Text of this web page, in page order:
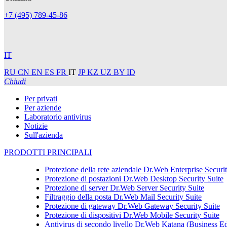
+7 (495) 789-45-86
IT
RU CN EN ES FR IT JPKZ UZ BY ID
Chiudi
Per privati
Per aziende
Laboratorio antivirus
Notizie
Sull'azienda
PRODOTTI PRINCIPALI
Protezione della rete aziendale Dr.Web Enterprise
Protezione di postazioni Dr.Web Desktop Security Suite
Protezione di serverDr.Web Server Security Suite
Filtraggio della posta Dr.Web Mail Security Suite
Protezione di gateway Dr.Web Gateway Security Suite
Protezione di dispositivi Dr.Web Mobile Security Suite
Antivirus di secondo livello Dr.Web Katana (Business